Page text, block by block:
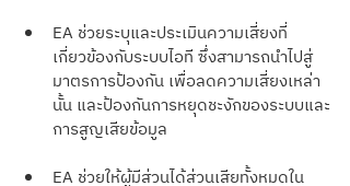
EA ช่วยระบุและประเมินความเสี่ยงที่
เกี่ยวข้องกับระบบไอที ซึ่งสามารถนำไปสู่
มาตรการป้องกัน เพื่อลดความเสี่ยงเหล่า
นั้น และป้องกันการหยุดชะงักของระบบและ
การสูญเสียข้อมูล
EA ช่วยให้ผู้มีส่วนได้ส่วนเสียทั้งหมดใน